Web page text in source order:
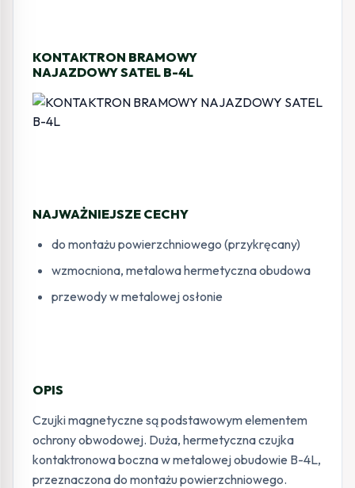
KONTAKTRON BRAMOWY
NAJAZDOWY SATEL B-4L
NAJWAŻNIEJSZE CECHY
do montażu powierzchniowego (przykręcany)
wzmocniona, metalowa hermetyczna obudowa
przewody w metalowej osłonie
OPIS
Czujki magnetyczne są podstawowym elementem
ochrony obwodowej. Duża, hermetyczna czujka
kontaktronowa boczna w metalowej obudowie B-4L,
przeznaczona do montażu powierzchniowego.